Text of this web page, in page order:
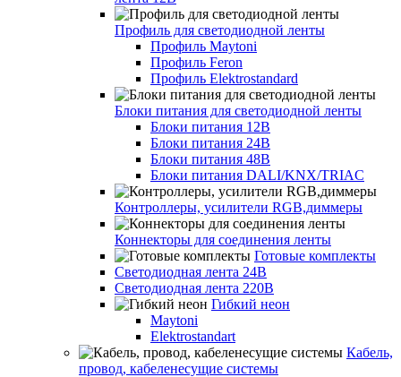
Профиль для светодиодной ленты
Профиль Maytoni
Профиль Feron
Профиль Elektrostandard
Блоки питания для светодиодной ленты
Блоки питания 12В
Блоки питания 24В
Блоки питания 48В
Блоки питания DALI/KNX/TRIAC
Контроллеры, усилители RGB,диммеры
Коннекторы для соединения ленты
Готовые комплекты
Светодиодная лента 24В
Светодиодная лента 220В
Гибкий неон
Maytoni
Elektrostandart
Кабель,
провод, кабеленесущие системы